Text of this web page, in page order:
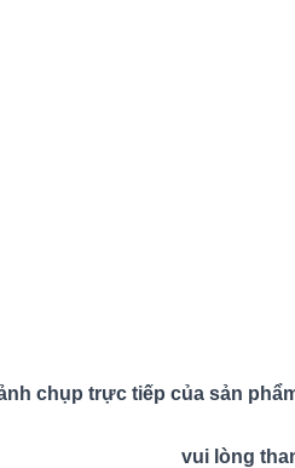
chụp trực tiếp của sản
vui lòng